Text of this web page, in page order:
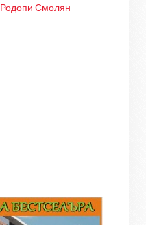
Родопи Смолян -